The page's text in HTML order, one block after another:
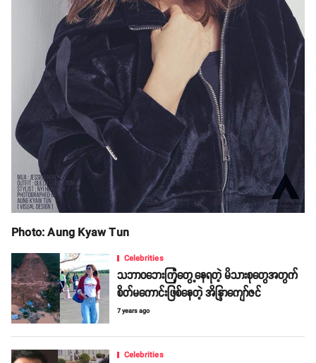
Photo: Aung Kyaw Tun
Celebrities
သဘာဝဘေးကြုံတွေ့နေရတဲ့ မိသားစုတွေအတွက်
စိတ်မကောင်းဖြစ်နေတဲ့ အိန္ဒြာကျော်ဇင်
7 years ago
Celebrities